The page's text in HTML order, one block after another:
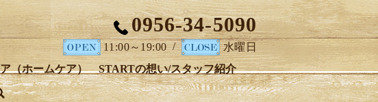
（ホームケア） STARTの想い/スタッフ紹介
search
0956-34-5090
11:00～19:00/ 水曜日